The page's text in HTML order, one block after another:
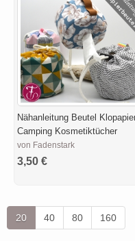
Nähanleitung Beutel
Camping Kosmetiktücher
von Fadenstark
3,50 €
20 40 80 160